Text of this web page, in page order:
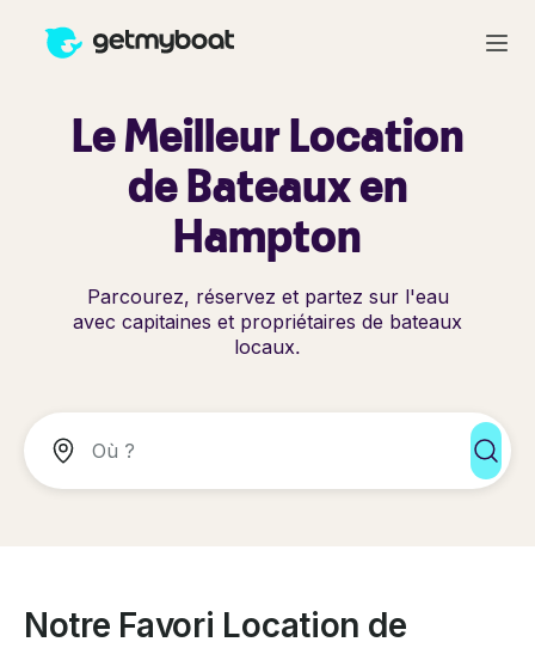
Le Meilleur Location
de Bateaux en
Hampton
Parcourez, réservez et partez sur l'eau
avec capitaines et propriétaires de bateaux
locaux.
Notre Favori Location de